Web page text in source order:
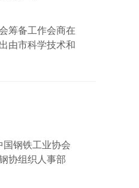
筹备工作会商在
由市科学技术和
略的具体实践。
国钢铁工业协会
协组织人事部